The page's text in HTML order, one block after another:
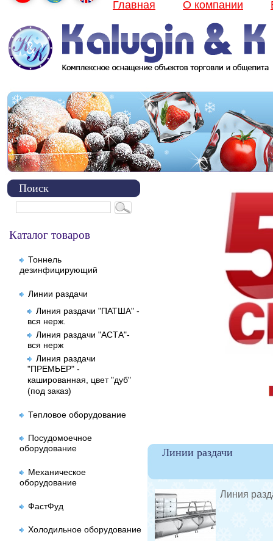
Главная О компании
Поиск
Каталог товаров
Тоннель
дезинфицирующий
Линии раздачи
Линия раздачи "ПАТША" -
вся нерж.
Линия раздачи "АСТА"-
вся нерж
Линия раздачи
"ПРЕМЬЕР" -
кашированная, цвет "дуб"
(под заказ)
Тепловое оборудование
Посудомоечное
оборудование
Механическое
оборудование
ФастФуд
Холодильное оборудование
Линии раздачи
Линия